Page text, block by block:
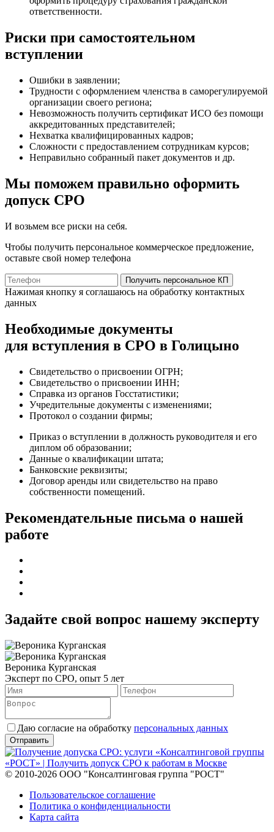
ответственности.
Риски при самостоятельном
вступлении
Ошибки в заявлении;
Трудности с оформлением членства в саморегулируемой
организации своего региона;
Невозможность получить сертификат ИСО без помощи
аккредитованных представителей;
Нехватка квалифицированных кадров;
Сложности с предоставлением сотрудникам курсов;
Неправильно собранный пакет документов и др.
Мы поможем правильно оформить
допуск СРО
И возьмем все риски на себя.
Чтобы получить персональное коммерческое предложение,
оставьте свой номер телефона
Получить персональное КП
Нажимая кнопку я соглашаюсь на обработку контактных
данных
Необходимые документы
для вступления в СРО в Голицыно
Свидетельство о присвоении ОГРН;
Свидетельство о присвоении ИНН;
Справка из органов Госстатистики;
Учредительные документы с изменениями;
Протокол о создании фирмы;
Приказ о вступлении в должность руководителя и его
диплом об образовании;
Данные о квалификации штата;
Банковские реквизиты;
Договор аренды или свидетельство на право
собственности помещений.
Рекомендательные письма о нашей
работе
Задайте свой вопрос нашему эксперту
Вероника Курганская
Эксперт по СРО, опыт 5 лет
Даю согласие на обработку персональных данных
© 2010-2026 ООО "Консалтинговая группа "РОСТ"
Пользовательское соглашение
Политика о конфиденциальности
Карта сайта